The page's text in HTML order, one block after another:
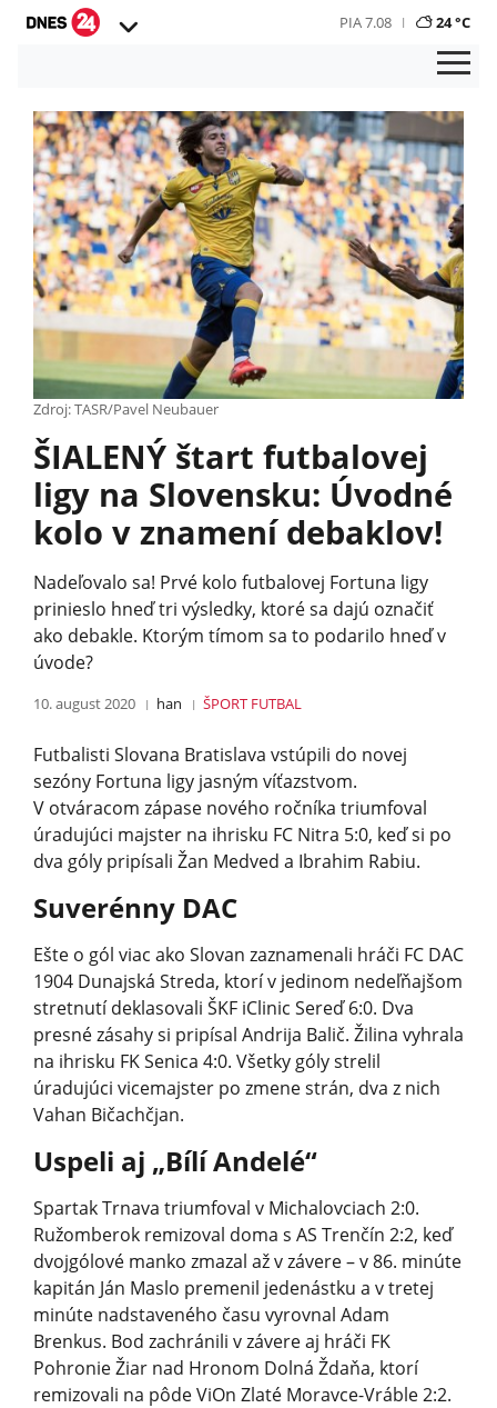
PIA 7.08 24 °C
Zdroj: TASR/Pavel Neubauer
ŠIALENÝ štart futbalovej
ligy na Slovensku: Úvodné
kolo v znamení debaklov!
Nadeľovalo sa! Prvé kolo futbalovej Fortuna ligy
prinieslo hneď tri výsledky, ktoré sa dajú označiť
ako debakle. Ktorým tímom sa to podarilo hneď v
úvode?
10. august 2020 han ŠPORT FUTBAL
Futbalisti Slovana Bratislava vstúpili do novej
sezóny Fortuna ligy jasným víťazstvom.
V otváracom zápase nového ročníka triumfoval
úradujúci majster na ihrisku FC Nitra 5:0, keď si po
dva góly pripísali Žan Medved a Ibrahim Rabiu.
Suverénny DAC
Ešte o gól viac ako Slovan zaznamenali hráči FC DAC
1904 Dunajská Streda, ktorí v jedinom nedeľňajšom
stretnutí deklasovali ŠKF iClinic Sereď 6:0. Dva
presné zásahy si pripísal Andrija Balič. Žilina vyhrala
na ihrisku FK Senica 4:0. Všetky góly strelil
úradujúci vicemajster po zmene strán, dva z nich
Vahan Bičachčjan.
Uspeli aj „Bílí Andelé“
Spartak Trnava triumfoval v Michalovciach 2:0.
Ružomberok remizoval doma s AS Trenčín 2:2, keď
dvojgólové manko zmazal až v závere – v 86. minúte
kapitán Ján Maslo premenil jedenástku a v tretej
minúte nadstaveného času vyrovnal Adam
Brenkus. Bod zachránili v závere aj hráči FK
Pohronie Žiar nad Hronom Dolná Ždaňa, ktorí
remizovali na pôde ViOn Zlaté Moravce-Vráble 2:2.